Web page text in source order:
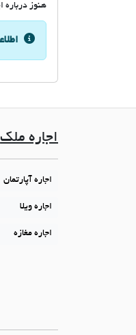
هنوز درباره
اجاره ملک
اجاره آپارتمان
اجاره ویلا
اجاره مغازه